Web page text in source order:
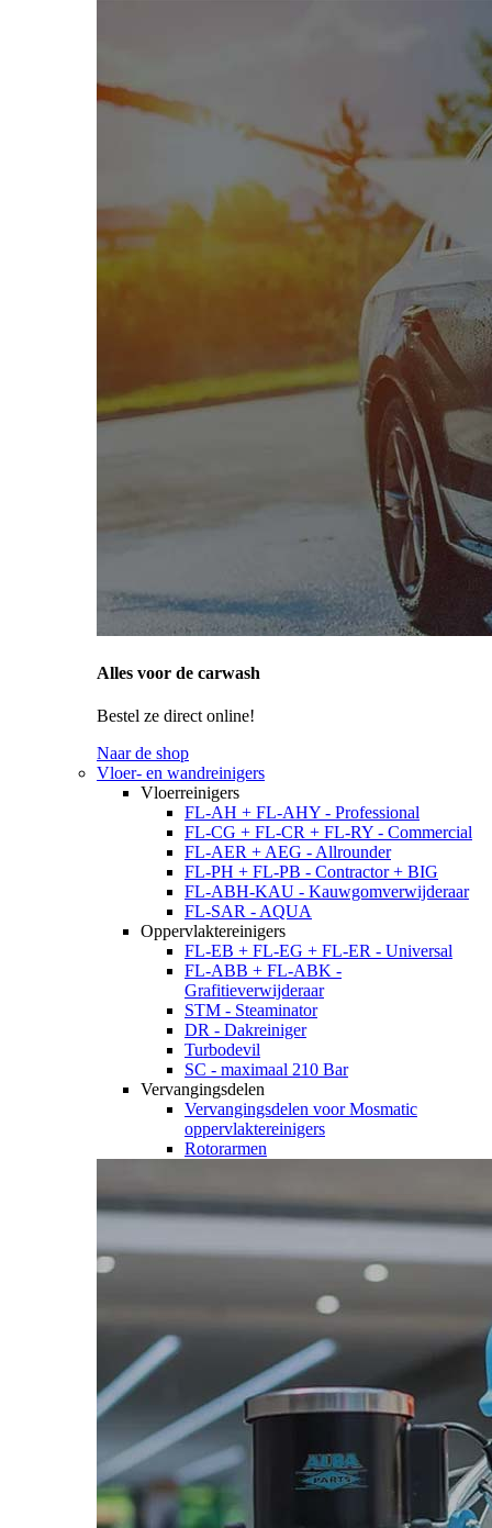
Alles voor de carwash
Bestel ze direct online!
Naar de shop
Vloer- en wandreinigers
Vloerreinigers
FL-AH + FL-AHY - Professional
FL-CG + FL-CR + FL-RY - Commercial
FL-AER + AEG - Allrounder
FL-PH + FL-PB - Contractor + BIG
FL-ABH-KAU - Kauwgomverwijderaar
FL-SAR - AQUA
Oppervlaktereinigers
FL-EB + FL-EG + FL-ER - Universal
FL-ABB + FL-ABK -
Grafitieverwijderaar
STM - Steaminator
DR - Dakreiniger
Turbodevil
SC - maximaal 210 Bar
Vervangingsdelen
Vervangingsdelen voor Mosmatic
oppervlaktereinigers
Rotorarmen